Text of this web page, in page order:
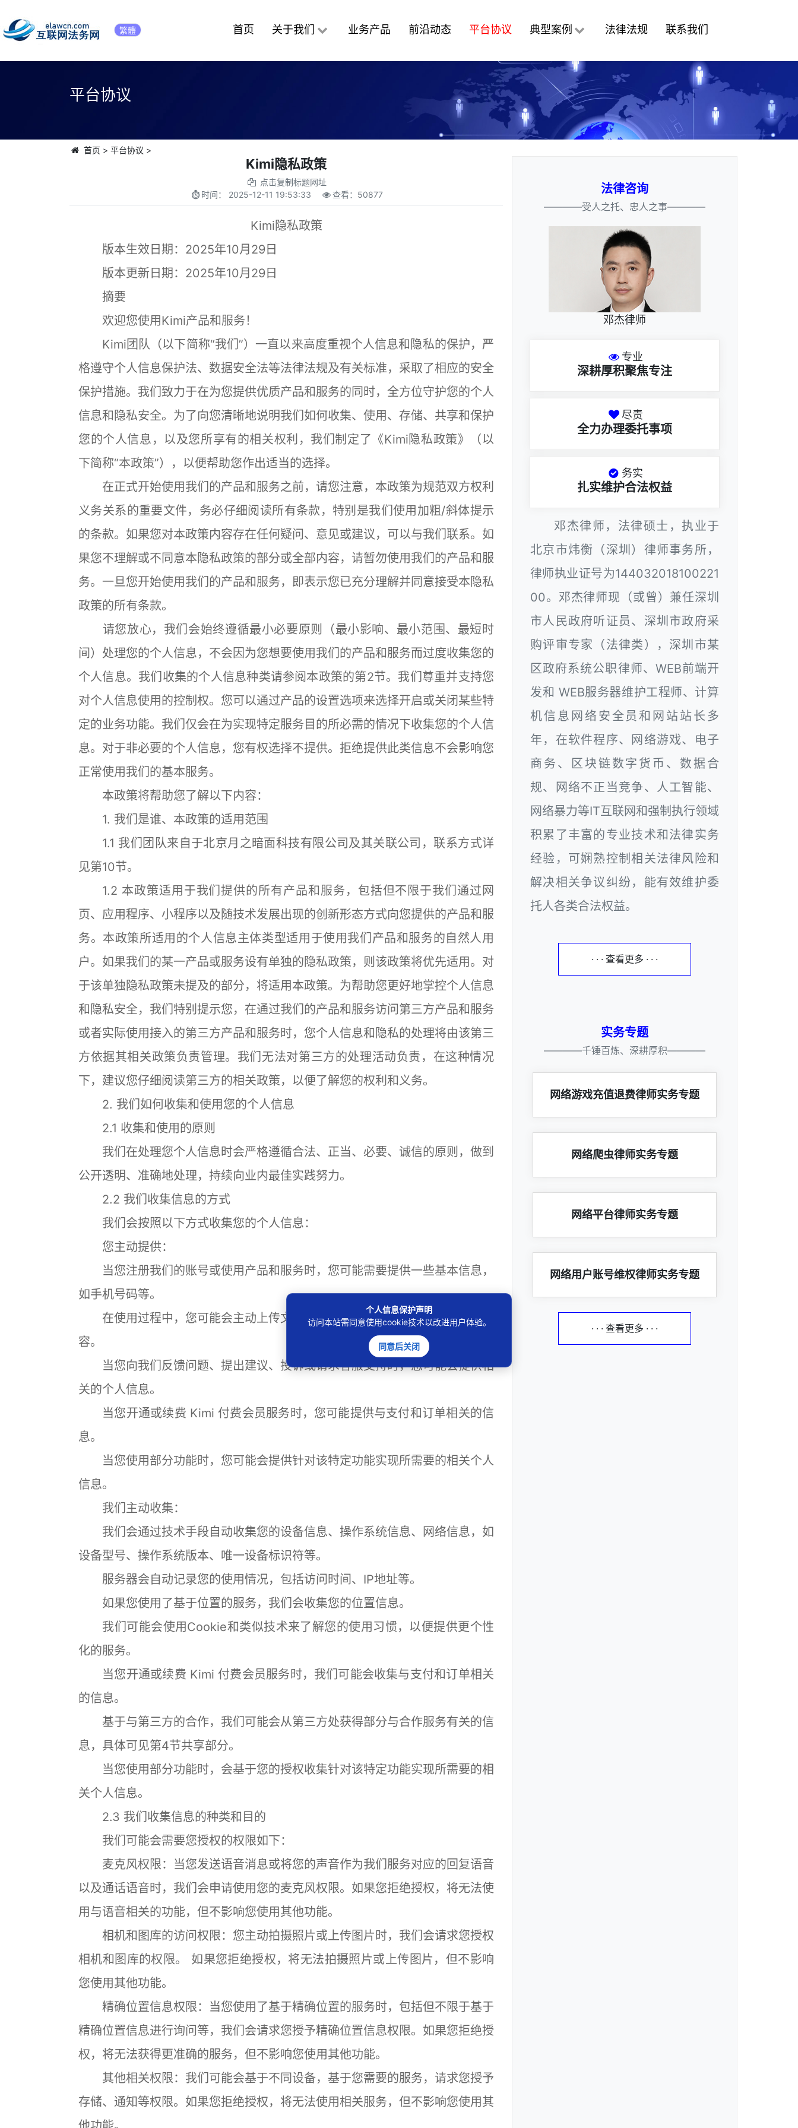
繁體 首页 关于我们 业务产品 前沿动态 平台协议 典型案例 法律法规 联系我们
平台协议
首页 > 平台协议 >
Kimi隐私政策
点击复制标题网址
时间： 2025-12-11 19:53:33 查看： 50877
Kimi隐私政策
版本生效日期：2025年10月29日
版本更新日期：2025年10月29日
摘要
欢迎您使用Kimi产品和服务！
Kimi团队（以下简称“我们”）一直以来高度重视个人信息和隐私的保护，严
格遵守个人信息保护法、数据安全法等法律法规及有关标准，采取了相应的安全
保护措施。我们致力于在为您提供优质产品和服务的同时，全方位守护您的个人
信息和隐私安全。为了向您清晰地说明我们如何收集、使用、存储、共享和保护
您的个人信息，以及您所享有的相关权利，我们制定了《Kimi隐私政策》（以
下简称“本政策”），以便帮助您作出适当的选择。
在正式开始使用我们的产品和服务之前，请您注意，本政策为规范双方权利
义务关系的重要文件，务必仔细阅读所有条款，特别是我们使用加粗/斜体提示
的条款。如果您对本政策内容存在任何疑问、意见或建议，可以与我们联系。如
果您不理解或不同意本隐私政策的部分或全部内容，请暂勿使用我们的产品和服
务。一旦您开始使用我们的产品和服务，即表示您已充分理解并同意接受本隐私
政策的所有条款。
请您放心，我们会始终遵循最小必要原则（最小影响、最小范围、最短时
间）处理您的个人信息，不会因为您想要使用我们的产品和服务而过度收集您的
个人信息。我们收集的个人信息种类请参阅本政策的第2节。我们尊重并支持您
对个人信息使用的控制权。您可以通过产品的设置选项来选择开启或关闭某些特
定的业务功能。我们仅会在为实现特定服务目的所必需的情况下收集您的个人信
息。对于非必要的个人信息，您有权选择不提供。拒绝提供此类信息不会影响您
正常使用我们的基本服务。
本政策将帮助您了解以下内容：
1. 我们是谁、本政策的适用范围
1.1 我们团队来自于北京月之暗面科技有限公司及其关联公司，联系方式详
见第10节。
1.2 本政策适用于我们提供的所有产品和服务，包括但不限于我们通过网
页、应用程序、小程序以及随技术发展出现的创新形态方式向您提供的产品和服
务。本政策所适用的个人信息主体类型适用于使用我们产品和服务的自然人用
户。如果我们的某一产品或服务设有单独的隐私政策，则该政策将优先适用。对
于该单独隐私政策未提及的部分，将适用本政策。为帮助您更好地掌控个人信息
和隐私安全，我们特别提示您，在通过我们的产品和服务访问第三方产品和服务
或者实际使用接入的第三方产品和服务时，您个人信息和隐私的处理将由该第三
方依据其相关政策负责管理。我们无法对第三方的处理活动负责，在这种情况
下，建议您仔细阅读第三方的相关政策，以便了解您的权利和义务。
2. 我们如何收集和使用您的个人信息
2.1 收集和使用的原则
我们在处理您个人信息时会严格遵循合法、正当、必要、诚信的原则，做到
公开透明、准确地处理，持续向业内最佳实践努力。
2.2 我们收集信息的方式
我们会按照以下方式收集您的个人信息：
您主动提供：
当您注册我们的账号或使用产品和服务时，您可能需要提供一些基本信息，
如手机号码等。
在使用过程中，您可能会主动上传文字、图片、音频、视频或其他文件等内
容。
当您向我们反馈问题、提出建议、投诉或请求客服支持时，您可能会提供相
关的个人信息。
当您开通或续费 Kimi 付费会员服务时，您可能提供与支付和订单相关的信
息。
当您使用部分功能时，您可能会提供针对该特定功能实现所需要的相关个人
信息。
我们主动收集：
我们会通过技术手段自动收集您的设备信息、操作系统信息、网络信息，如
设备型号、操作系统版本、唯一设备标识符等。
服务器会自动记录您的使用情况，包括访问时间、IP地址等。
如果您使用了基于位置的服务，我们会收集您的位置信息。
我们可能会使用Cookie和类似技术来了解您的使用习惯，以便提供更个性
化的服务。
当您开通或续费 Kimi 付费会员服务时，我们可能会收集与支付和订单相关
的信息。
基于与第三方的合作，我们可能会从第三方处获得部分与合作服务有关的信
息，具体可见第4节共享部分。
当您使用部分功能时，会基于您的授权收集针对该特定功能实现所需要的相
关个人信息。
2.3 我们收集信息的种类和目的
我们可能会需要您授权的权限如下：
麦克风权限：当您发送语音消息或将您的声音作为我们服务对应的回复语音
以及通话语音时，我们会申请使用您的麦克风权限。如果您拒绝授权，将无法使
用与语音相关的功能，但不影响您使用其他功能。
相机和图库的访问权限：您主动拍摄照片或上传图片时，我们会请求您授权
相机和图库的权限。 如果您拒绝授权，将无法拍摄照片或上传图片，但不影响
您使用其他功能。
精确位置信息权限：当您使用了基于精确位置的服务时，包括但不限于基于
精确位置信息进行询问等，我们会请求您授予精确位置信息权限。如果您拒绝授
权，将无法获得更准确的服务，但不影响您使用其他功能。
其他相关权限：我们可能会基于不同设备，基于您需要的服务，请求您授予
存储、通知等权限。如果您拒绝授权，将无法使用相关服务，但不影响您使用其
法律咨询
————受人之托、忠人之事————
邓杰律师
专业
深耕厚积聚焦专注
尽责
全力办理委托事项
务实
扎实维护合法权益
邓杰律师，法律硕士，执业于
北京市炜衡（深圳）律师事务所，
律师执业证号为144032018100221
00。邓杰律师现（或曾）兼任深圳
市人民政府听证员、深圳市政府采
购评审专家（法律类），深圳市某
区政府系统公职律师、WEB前端开
发和 WEB服务器维护工程师、计算
机信息网络安全员和网站站长多
年，在软件程序、网络游戏、电子
商务、区块链数字货币、数据合
规、网络不正当竞争、人工智能、
网络暴力等IT互联网和强制执行领域
积累了丰富的专业技术和法律实务
经验，可娴熟控制相关法律风险和
解决相关争议纠纷，能有效维护委
托人各类合法权益。
· · · 查看更多 · · ·
实务专题
————千锤百炼、深耕厚积————
网络游戏充值退费律师实务专题
网络爬虫律师实务专题
网络平台律师实务专题
网络用户账号维权律师实务专题
· · · 查看更多 · · ·
个人信息保护声明
访问本站需同意使用cookie技术以改进用户体验。
同意后关闭